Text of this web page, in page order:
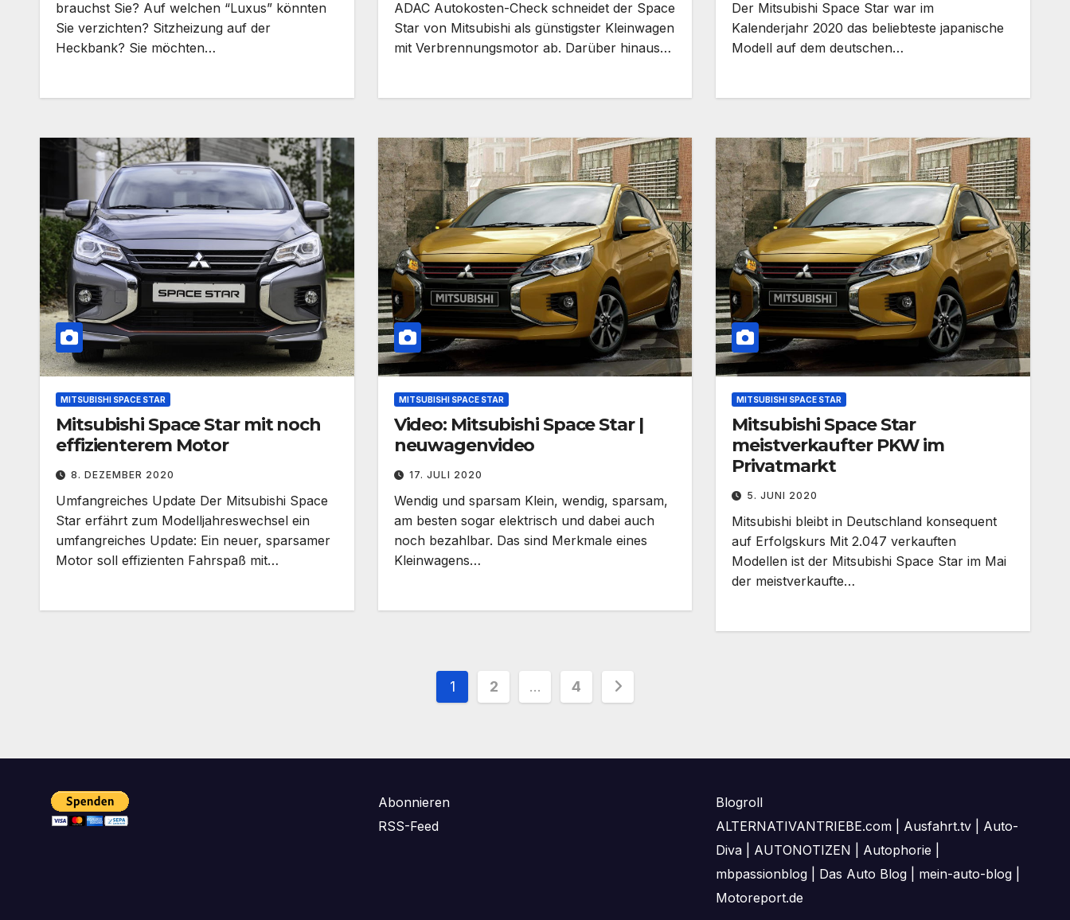
brauchst Sie? Auf welchen “Luxus” könnten
Sie verzichten? Sitzheizung auf der
Heckbank? Sie möchten…
ADAC Autokosten-Check schneidet der Space
Star von Mitsubishi als günstigster Kleinwagen
mit Verbrennungsmotor ab. Darüber hinaus…
Der Mitsubishi Space Star war im
Kalenderjahr 2020 das beliebteste japanische
Modell auf dem deutschen…
MITSUBISHI SPACE STAR
Mitsubishi Space Star mit noch
effizienterem Motor
8. DEZEMBER 2020
Umfangreiches Update Der Mitsubishi Space
Star erfährt zum Modelljahreswechsel ein
umfangreiches Update: Ein neuer, sparsamer
Motor soll effizienten Fahrspaß mit…
MITSUBISHI SPACE STAR
Video: Mitsubishi Space Star |
neuwagenvideo
17. JULI 2020
Wendig und sparsam Klein, wendig, sparsam,
am besten sogar elektrisch und dabei auch
noch bezahlbar. Das sind Merkmale eines
Kleinwagens…
MITSUBISHI SPACE STAR
Mitsubishi Space Star
meistverkaufter PKW im
Privatmarkt
5. JUNI 2020
Mitsubishi bleibt in Deutschland konsequent
auf Erfolgskurs Mit 2.047 verkauften
Modellen ist der Mitsubishi Space Star im Mai
der meistverkaufte…
Seitennummerierung
Beiträge
1 2 … 4
Abonnieren
RSS-Feed
Blogroll
ALTERNATIVANTRIEBE.com
Ausfahrt.tv
Auto-
Diva
AUTONOTIZEN Autophorie
mbpassionblog
Das Auto Blog mein-auto-blog
Motoreport.de